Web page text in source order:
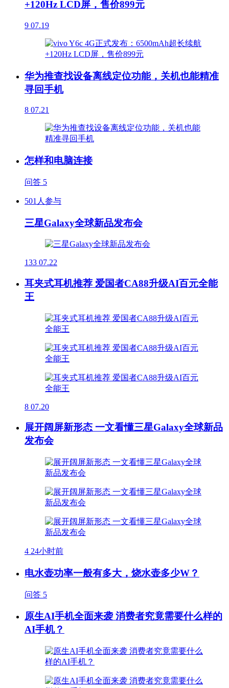
+120Hz LCD屏，售价899元
9 07.19
华为推查找设备离线定位功能，关机也能精准
寻回手机
8 07.21
怎样和电脑连接
问答 5
501人参与
三星Galaxy全球新品发布会
133 07.22
耳夹式耳机推荐 爱国者CA88升级AI百元全能
王
8 07.20
展开阔屏新形态 一文看懂三星Galaxy全球新品
发布会
4 24小时前
电水壶功率一般有多大，烧水壶多少W？
问答 5
原生AI手机全面来袭 消费者究竟需要什么样的
AI手机？